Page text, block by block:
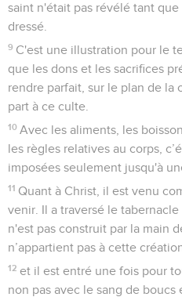
saint n'était pas révélé tant
dressé.
9 C'est une illustration pour le
que les dons et les sacrifices
rendre parfait, sur le plan de la
part à ce culte.
10 Avec les aliments, les
les règles relatives au corps,
imposées seulement jusqu'à
11 Quant à Christ, il est venu
venir. Il a traversé le
n'est pas construit par la main
n’appartient pas à cette
12 et il est entré une fois pour
non pas avec le sang de